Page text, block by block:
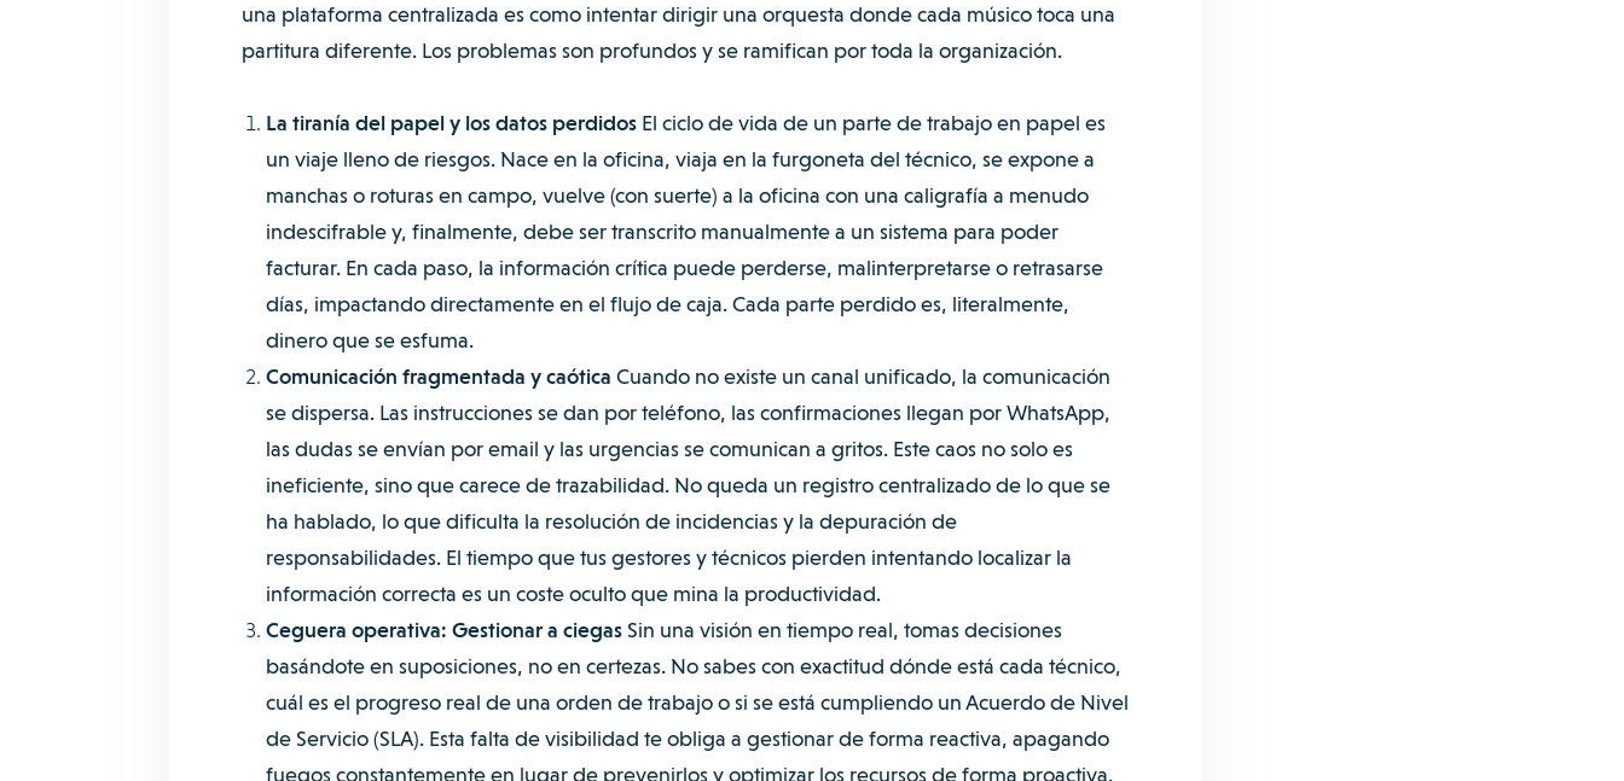
una plataforma centralizada es como intentar dirigir una orquesta donde cada músico toca una
partitura diferente. Los problemas son profundos y se ramifican por toda la organización.
La tiranía del papel y los datos perdidosEl ciclo de vida de un parte de trabajo en papel es
un viaje lleno de riesgos. Nace en la oficina, viaja en la furgoneta del técnico, se expone a
manchas o roturas en campo, vuelve (con suerte) a la oficina con una caligrafía a menudo
indescifrable y, finalmente, debe ser transcrito manualmente a un sistema para poder
facturar. En cada paso, la información crítica puede perderse, malinterpretarse o retrasarse
días, impactando directamente en el flujo de caja. Cada parte perdido es, literalmente,
dinero que se esfuma.
Comunicación fragmentada y caótica Cuando no existe un canal unificado, la comunicación
se dispersa. Las instrucciones se dan por teléfono, las confirmaciones llegan por WhatsApp,
las dudas se envían por email y las urgencias se comunican a gritos. Este caos no solo es
ineficiente, sino que carece de trazabilidad. No queda un registro centralizado de lo que se
ha hablado, lo que dificulta la resolución de incidencias y la depuración de
responsabilidades. El tiempo que tus gestores y técnicos pierden intentando localizar la
información correcta es un coste oculto que mina la productividad.
Ceguera operativa: Gestionar a ciegasSin una visión en tiempo real, tomas decisiones
basándote en suposiciones, no en certezas. No sabes con exactitud dónde está cada técnico,
cuál es el progreso real de una orden de trabajo o si se está cumpliendo un Acuerdo de Nivel
de Servicio (SLA). Esta falta de visibilidad te obliga a gestionar de forma reactiva, apagando
fuegos constantemente en lugar de prevenirlos y optimizar los recursos de forma proactiva.